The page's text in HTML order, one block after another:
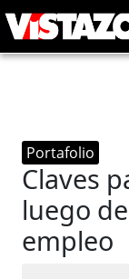
Portafolio
Claves
luego
empleo